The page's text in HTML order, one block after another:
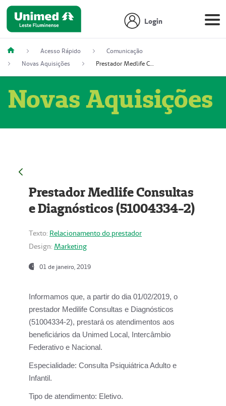
Login
Acesso Rápido
Comunicação
Novas Aquisições
Prestador Medlife Consultas e Diagnósticos (51004334-2)
Novas Aquisições
Prestador Medlife Consultas
e Diagnósticos (51004334-2)
Texto: Relacionamento do prestador
Design: Marketing
01 de janeiro, 2019
Informamos que, a partir do dia 01/02/2019, o
prestador Medilife Consultas e Diagnósticos
(51004334-2), prestará os atendimentos aos
beneficiários da Unimed Local, Intercâmbio
Federativo e Nacional.
Especialidade: Consulta Psiquiátrica Adulto e
Infantil.
Tipo de atendimento: Eletivo.